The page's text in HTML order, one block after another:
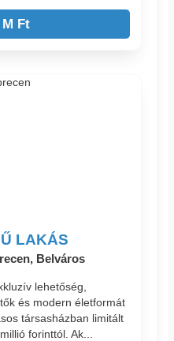
M Ft
LAKÁS
Belváros
lehetőség,
és modern életformát
társasházban limitált
forinttól. Ak...